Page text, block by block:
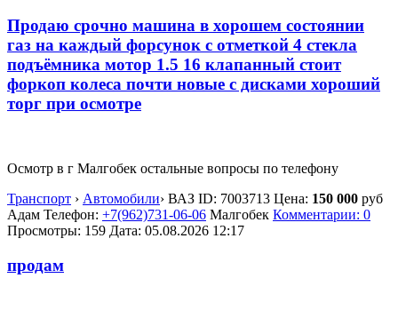
Продаю срочно машина в хорошем состоянии
газ на каждый форсунок с отметкой 4 стекла
подъёмника мотор 1.5 16 клапанный стоит
форкоп колеса почти новые с дисками хороший
торг при осмотре
Осмотр в г Малгобек остальные вопросы по телефону
Транспорт › Автомобили› ВАЗ ID: 7003713 Цена: 150 000 руб
Адам Телефон: +7(962)731-06-06 Малгобек Комментарии: 0
Просмотры: 159 Дата: 05.08.2026 12:17
продам